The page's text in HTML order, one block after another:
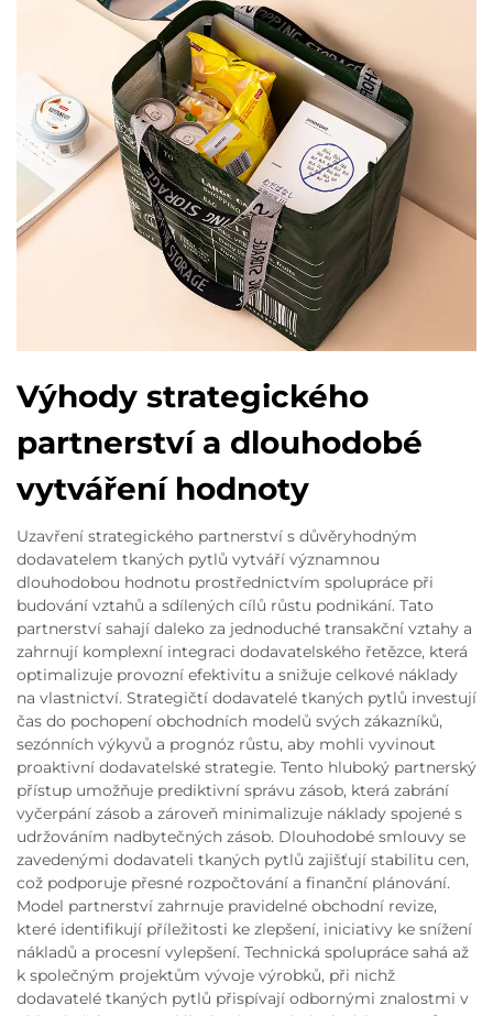
Výhody strategického
partnerství a dlouhodobé
vytváření hodnoty
Uzavření strategického partnerství s důvěryhodným
dodavatelem tkaných pytlů vytváří významnou
dlouhodobou hodnotu prostřednictvím spolupráce při
budování vztahů a sdílených cílů růstu podnikání. Tato
partnerství sahají daleko za jednoduché transakční vztahy a
zahrnují komplexní integraci dodavatelského řetězce, která
optimalizuje provozní efektivitu a snižuje celkové náklady
na vlastnictví. Strategičtí dodavatelé tkaných pytlů investují
čas do pochopení obchodních modelů svých zákazníků,
sezónních výkyvů a prognóz růstu, aby mohli vyvinout
proaktivní dodavatelské strategie. Tento hluboký partnerský
přístup umožňuje prediktivní správu zásob, která zabrání
vyčerpání zásob a zároveň minimalizuje náklady spojené s
udržováním nadbytečných zásob. Dlouhodobé smlouvy se
zavedenými dodavateli tkaných pytlů zajišťují stabilitu cen,
což podporuje přesné rozpočtování a finanční plánování.
Model partnerství zahrnuje pravidelné obchodní revize,
které identifikují příležitosti ke zlepšení, iniciativy ke snížení
nákladů a procesní vylepšení. Technická spolupráce sahá až
k společným projektům vývoje výrobků, při nichž
dodavatelé tkaných pytlů přispívají odbornými znalostmi v